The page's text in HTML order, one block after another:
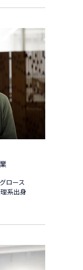
ロース
系出身